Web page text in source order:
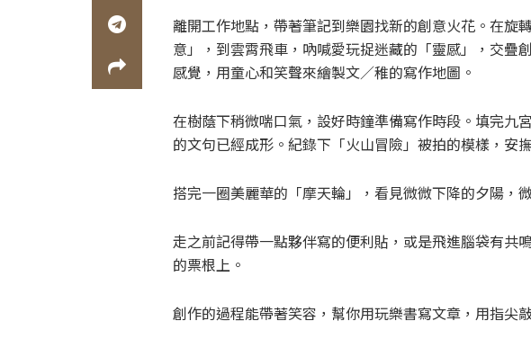
離開工作地點，帶著筆記到樂園找新的創意火花。在旋
意」，到雲霄飛車，吶喊愛玩捉迷藏的「靈感」，交疊
感覺，用童心和笑聲來繪製文／稚的寫作地圖。
在樹蔭下稍微喘口氣，設好時鐘準備寫作時段。填完九
的文句已經成形。紀錄下「火山冒險」被拍的模樣，安
搭完一圈美麗華的「摩天輪」，看見微微下降的夕陽，
走之前記得帶一點夥伴寫的便利貼，或是飛進腦袋有共
的票根上。
創作的過程能帶著笑容，幫你用玩樂書寫文章，用指尖